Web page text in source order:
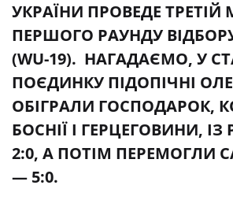
УКРАЇНИ ПРОВЕДЕ ТРЕТІЙ
ПЕРШОГО РАУНДУ
(WU-19). НАГАДАЄМО, У
ПОЄДИНКУ ПІДОПІЧНІ
ОБІГРАЛИ ГОСПОДАРОК,
БОСНІЇ І ГЕРЦЕГОВИНИ,
2:0, А ПОТІМ ПЕРЕМОГЛИ
— 5:0.